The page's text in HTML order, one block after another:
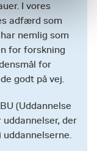
I vores
adfærd som
nemlig som
for forskning
for
godt på vej.
(Uddannelse
der